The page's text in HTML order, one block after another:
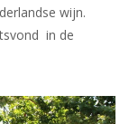
wijn.
in de